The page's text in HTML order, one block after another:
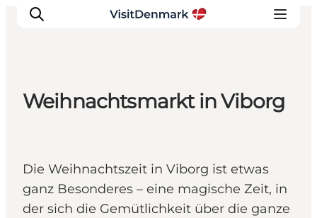
Erlebnisse
Unterkünfte
Reiseplanung
Weihnachtsmarkt in Viborg
Die Weihnachtszeit in Viborg ist etwas
ganz Besonderes – eine magische Zeit, in
der sich die Gemütlichkeit über die ganze